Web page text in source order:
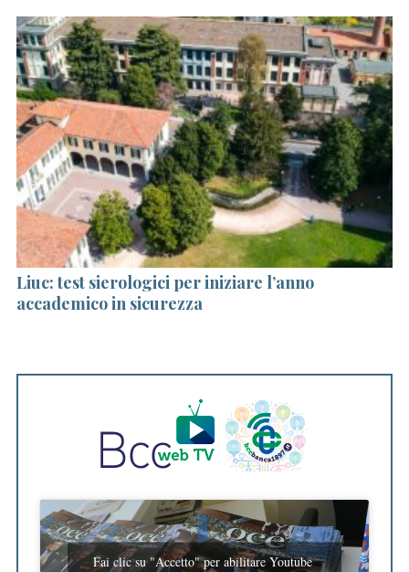
Liuc: test sierologici per iniziare l’anno
accademico in sicurezza
Fai clic su "Accetto" per abilitare Youtube